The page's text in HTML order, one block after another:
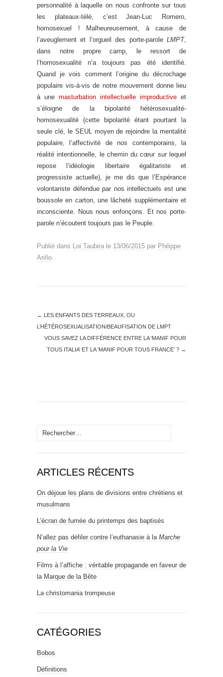
personnalité à laquelle on nous confronte sur tous
les plateaux-télé, c’est Jean-Luc Romero,
homosexuel ! Malheureusement, à cause de
l’aveuglement et l’orgueil des porte-parole LMPT,
dans notre propre camp, le ressort de
l’homosexualité n’a toujours pas été identifié.
Quand je vois comment l’origine du décrochage
populaire vis-à-vis de notre mouvement donne lieu
à une masturbation intellectuelle improductive et
s’éloigne de la bipolarité hétérosexualité-
homosexualité (cette bipolarité étant pourtant la
seule clé, le SEUL moyen de rejoindre la mentalité
populaire, l’affectivité de nos contemporains, la
réalité intentionnelle, le chemin du cœur sur lequel
repose l’idéologie libertaire égalitariste et
progressiste actuelle), je me dis que l’Espérance
volontariste défendue par nos intellectuels est une
boussole en carton, une lâcheté supplémentaire et
inconsciente. Nous nous enfonçons. Et nos porte-
parole n’écoutent toujours pas le Peuple.
Publié dans Loi Taubira le 13/06/2015 par Philippe
Ariño.
← LES ENFANTS DES TERREAUX, OU
L’HÉTÉROSEXUALISATION/BEAUFISATION DE LMPT
VOUS SAVEZ LA DIFFÉRENCE ENTRE LA ‘MANIF POUR
TOUS ITALIA’ ET LA ‘MANIF POUR TOUS FRANCE’ ? →
Rechercher :
ARTICLES RÉCENTS
On déjoue les plans de divisions entre chrétiens et
musulmans
L’écran de fumée du printemps des baptisés
N’allez pas défiler contre l’euthanasie à la Marche
pour la Vie
Films à l’affiche : véritable propagande en faveur de
la Marque de la Bête
La christomania trompeuse
CATÉGORIES
Bobos
Définitions